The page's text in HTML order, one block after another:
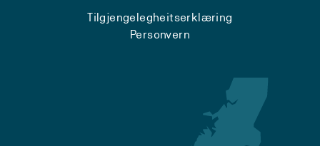
Tilgjengelegheitserklæring
Personvern